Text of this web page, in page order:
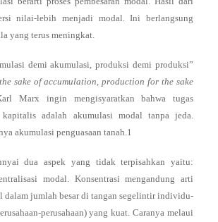
nilai-lebih menjadi modal. Ini berlangsung
yang terus meningkat.
demi akumulasi, produksi demi produksi”
sake of accumulation, production for the sake
Marx ingin mengisyaratkan bahwa tugas
kapitalis adalah akumulasi modal tanpa jeda.
akumulasi penguasaan tanah.1
dua aspek yang tidak terpisahkan yaitu:
modal. Konsentrasi mengandung arti
dalam jumlah besar di tangan segelintir individu-
perusahaan) yang kuat. Caranya melaui